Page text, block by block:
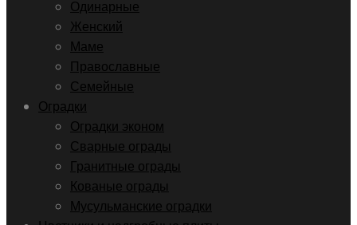
Одинарные
Женский
Маме
Православные
Семейные
Оградки
Оградки эконом
Сварные ограды
Гранитные ограды
Кованые ограды
Мусульманские оградки